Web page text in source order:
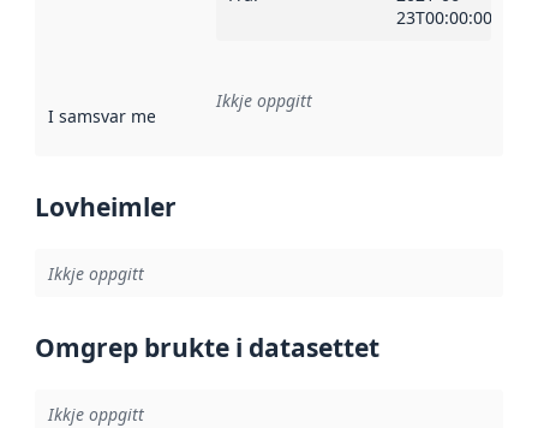
23T00:00:00Z
I samsvar med Referanse til ei implementeringsregel eller
Ikkje oppgitt
Lovheimler
Ikkje oppgitt
Omgrep brukte i datasettet
Ikkje oppgitt